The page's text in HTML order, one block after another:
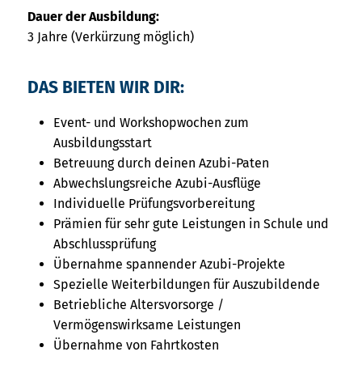
Dauer der Ausbildung:
3 Jahre (Verkürzung möglich)
DAS BIETEN WIR DIR:
Event- und Workshopwochen zum
Ausbildungsstart
Betreuung durch deinen Azubi-Paten
Abwechslungsreiche Azubi-Ausflüge
Individuelle Prüfungsvorbereitung
Prämien für sehr gute Leistungen in Schule und
Abschlussprüfung
Übernahme spannender Azubi-Projekte
Spezielle Weiterbildungen für Auszubildende
Betriebliche Altersvorsorge /
Vermögenswirksame Leistungen
Übernahme von Fahrtkosten